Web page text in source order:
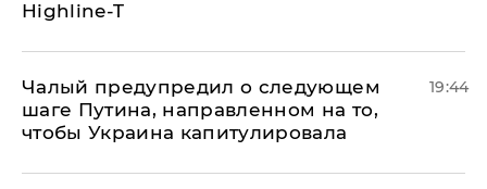
Highline-T
Чалый предупредил о следующем
шаге Путина, направленном на то,
чтобы Украина капитулировала
19:44